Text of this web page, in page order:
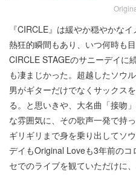
『CIRCLE』は緩やか穏やかな
熱狂的瞬間もあり、いつ何時も
CIRCLE STAGEのサニーデイに
も凄まじかった。超越したソウ
男がギターだけでなくサックス
る。と思いきや、大名曲「接吻
な雰囲気に、その歌声一発で持
ギリギリまで身を乗り出してソ
デイもOriginal Loveも3年前の
セでのライブを観ていただけに